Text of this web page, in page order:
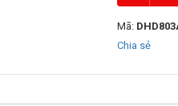
Mã:
Chia sẻ